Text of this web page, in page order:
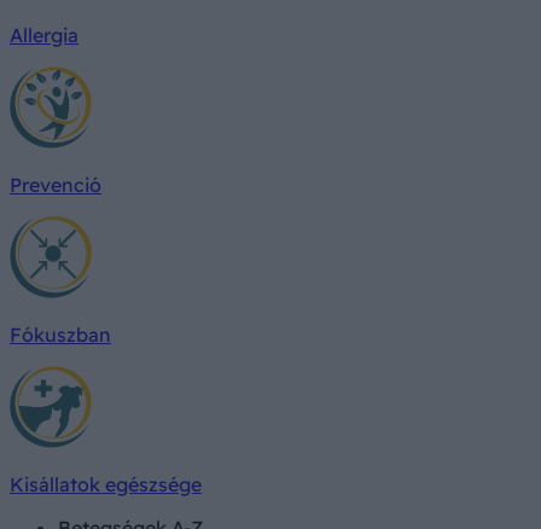
Allergia
Prevenció
Fókuszban
Kisállatok egészsége